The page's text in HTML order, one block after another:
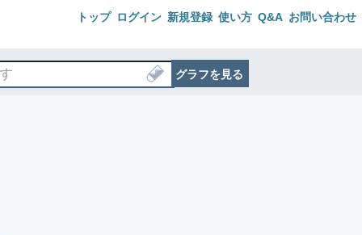
トップ ログイン 新規登録 使い方 Q&A お問い合わせ
グラフを見る